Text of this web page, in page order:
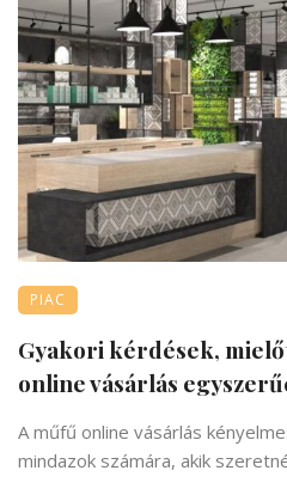
PIAC
Gyakori kérdések,
online vásárlás
A műfű online vásárlás
mindazok számára, akik